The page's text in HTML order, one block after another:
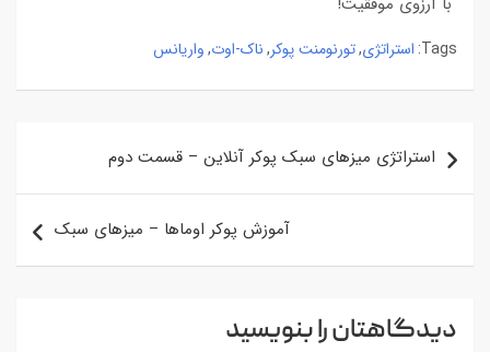
Tags: استراتژی,تورنومنت پوکر, ناک-اوت, واریانس
نوشتهاستراتژی میزهای سبک پوکر آنلاین – قسمت دوم
آموزش پوکر اوماها – میزهای سبک
دیدگاهتان را بنویسید